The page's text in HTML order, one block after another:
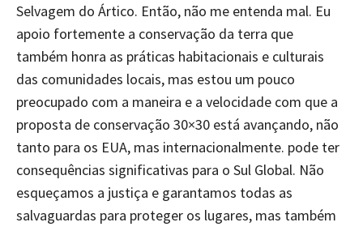
Selvagem do Ártico. Então, não me entenda mal. Eu
apoio fortemente a conservação da terra que
também honra as práticas habitacionais e culturais
das comunidades locais, mas estou um pouco
preocupado com a maneira e a velocidade com que a
proposta de conservação 30×30 está avançando, não
tanto para os EUA, mas internacionalmente. pode ter
consequências significativas para o Sul Global. Não
esqueçamos a justiça e garantamos todas as
salvaguardas para proteger os lugares, mas também